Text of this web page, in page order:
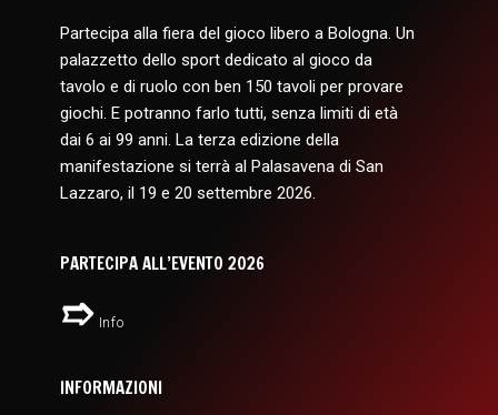
Partecipa alla fiera del gioco libero a Bologna. Un
palazzetto dello sport dedicato al gioco da
tavolo e di ruolo con ben 150 tavoli per provare
giochi. E potranno farlo tutti, senza limiti di età
dai 6 ai 99 anni. La terza edizione della
manifestazione si terrà al Palasavena di San
Lazzaro, il 19 e 20 settembre 2026.
PARTECIPA ALL’EVENTO 2026
Info
INFORMAZIONI